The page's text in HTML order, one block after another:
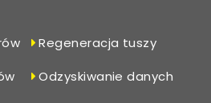
Regeneracja tuszy
Odzyskiwanie danych